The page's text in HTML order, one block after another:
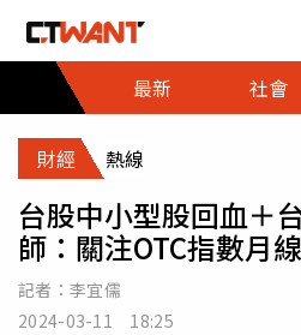
最新
社會
財經 熱線
台股中小型股回血
師：關注OTC指數月
記者： 李宜儒
2024-03-11 18:25